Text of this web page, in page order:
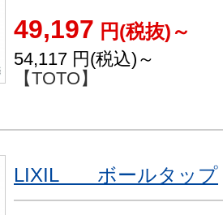
49,197 円(税抜)～
54,117 円(税込)～
【TOTO】
LIXIL ボールタップ